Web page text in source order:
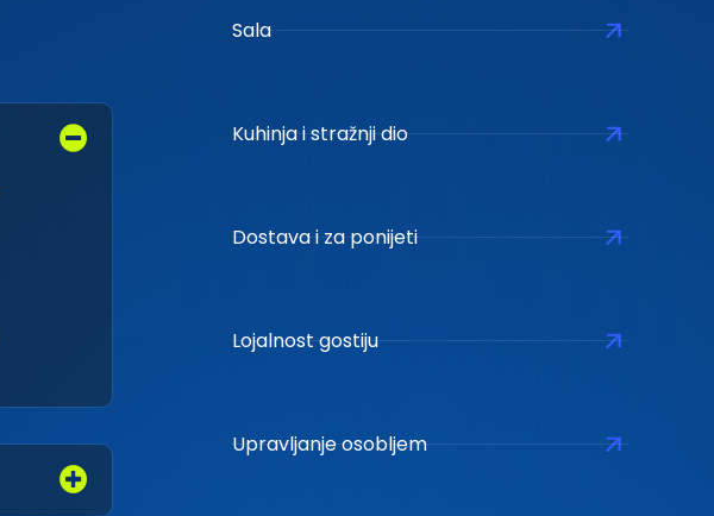
Sala
Kuhinja i stražnji dio
Dostava i za ponijeti
Lojalnost gostiju
Upravljanje osobljem